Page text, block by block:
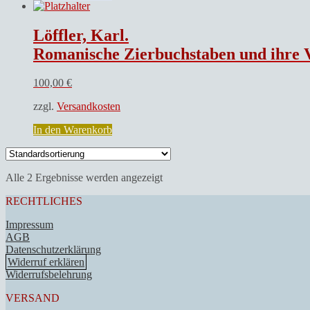
Löffler, Karl.
Romanische Zierbuchstaben und ihre
100,00 €
zzgl. Versandkosten
In den Warenkorb
Alle 2 Ergebnisse werden angezeigt
RECHTLICHES
Impressum
AGB
Datenschutzerklärung
Widerruf erklären
Widerrufsbelehrung
VERSAND